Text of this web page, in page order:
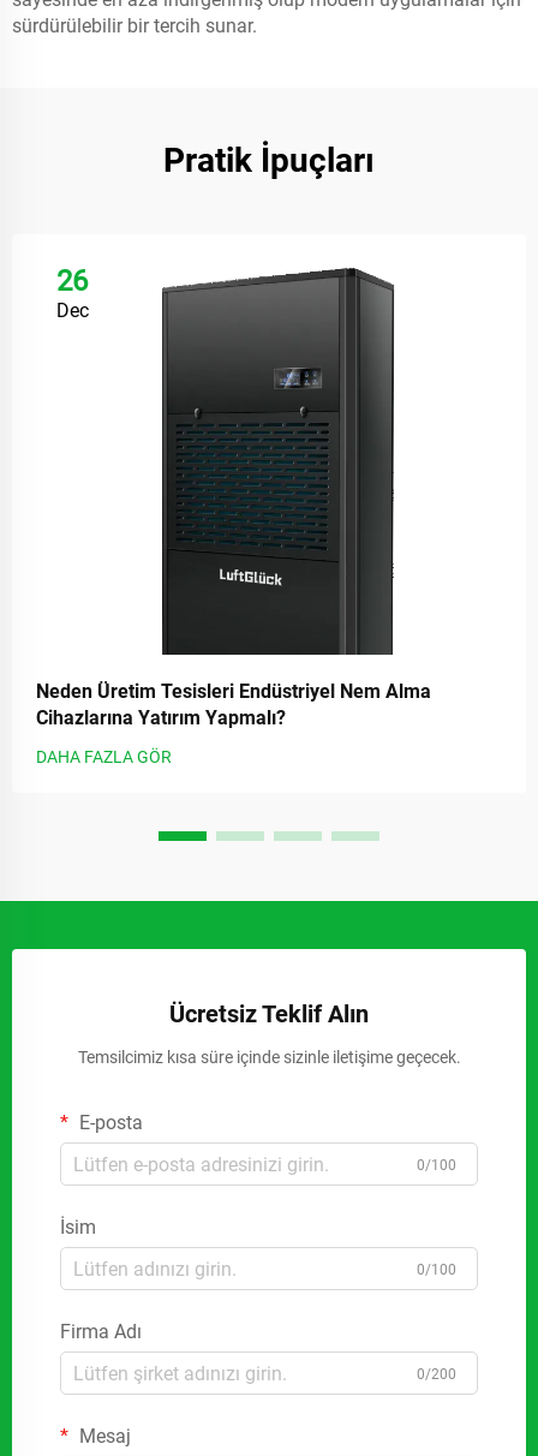
sürdürülebilir bir tercih sunar.
Pratik İpuçları
26
Dec
Neden Üretim Tesisleri Endüstriyel Nem Alma
Cihazlarına Yatırım Yapmalı?
DAHA FAZLA GÖR
Ücretsiz Teklif Alın
Temsilcimiz kısa süre içinde sizinle iletişime geçecek.
E-posta
0/100
İsim
0/100
Firma Adı
0/200
Mesaj